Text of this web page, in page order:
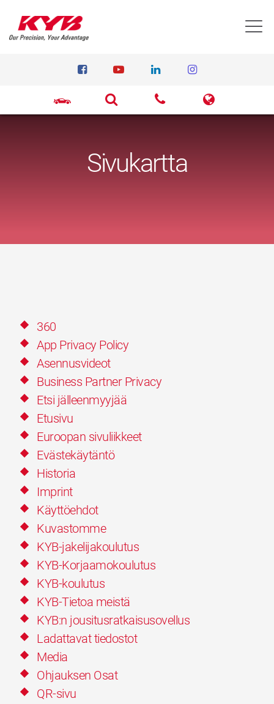
Sivukartta
360
App Privacy Policy
Asennusvideot
Business Partner Privacy
Etsi jälleenmyyjää
Etusivu
Euroopan sivuliikkeet
Evästekäytäntö
Historia
Imprint
Käyttöehdot
Kuvastomme
KYB-jakelijakoulutus
KYB-Korjaamokoulutus
KYB-koulutus
KYB-Tietoa meistä
KYB:n jousitusratkaisusovellus
Ladattavat tiedostot
Media
Ohjauksen Osat
QR-sivu